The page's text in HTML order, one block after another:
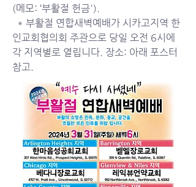
(메모: ‘부활절 헌금').
* 부활절 연합새벽예배가 시카고지역 한
인교회협의회 주관으로 당일 오전 6시에
각 지역별로 열립니다. 장소: 아래 포스터
참고.